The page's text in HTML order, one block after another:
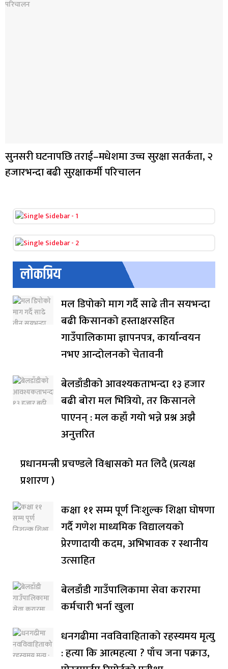
सुनसरी घटनापछि तराई–मधेशमा उच्च सुरक्षा सतर्कता, २
हजारभन्दा बढी सुरक्षाकर्मी परिचालन
लोकप्रिय
मल डिपोको माग गर्दै साढे तीन सयभन्दा
बढी किसानको हस्ताक्षरसहित
गाउँपालिकामा ज्ञापनपत्र, कार्यान्वयन
नभए आन्दोलनको चेतावनी
बेलडाँडीको आवश्यकताभन्दा १३ हजार
बढी बोरा मल भित्रियो, तर किसानले
पाएनन् : मल कहाँ गयो भन्ने प्रश्न अझै
अनुत्तरित
प्रधानमन्त्री प्रचण्डले विश्वासको मत लिदै (प्रत्यक्ष
प्रशारण )
कक्षा ११ सम्म पूर्ण निःशुल्क शिक्षा घोषणा
गर्दै गणेश माध्यमिक विद्यालयको
प्रेरणादायी कदम, अभिभावक र स्थानीय
उत्साहित
बेलडाँडी गाउँपालिकामा सेवा करारमा
कर्मचारी भर्ना खुला
धनगढीमा नवविवाहिताको रहस्यमय मृत्यु
: हत्या कि आत्महत्या ? पाँच जना पक्राउ,